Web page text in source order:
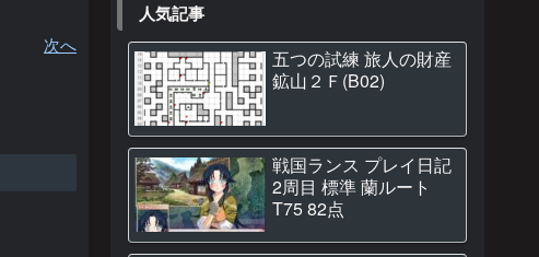
次へ
人気記事
五つの試練 旅人の財産
鉱山２Ｆ(B02)
戦国ランス プレイ日記
2周目 標準 蘭ルート
T75 82点